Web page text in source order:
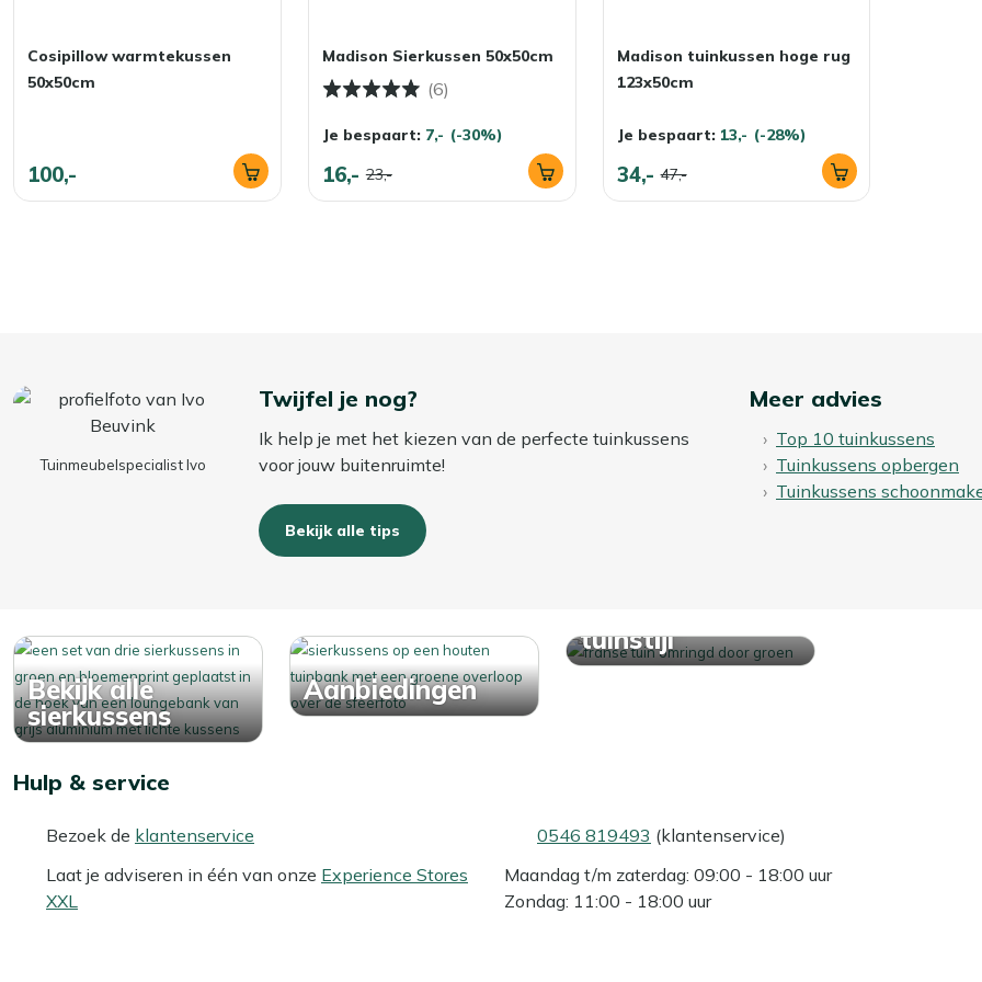
Cosipillow warmtekussen
50x50cm
100,-
Madison Sierkussen 50x50cm
(6)
Je bespaart: 7,- (-30%)
16,- 23,-
Madison tuinkussen hoge rug
123x50cm
Je bespaart: 13,- (-28%)
34,- 47,-
Tuinmeubelspecialist Ivo
Twijfel je nog?
Ik help je met het kiezen van de perfecte tuinkussens
voor jouw buitenruimte!
Bekijk alle tips
Meer advies
Top 10 tuinkussens
Tuinkussens opbergen
Tuinkussens
Bekijk alle
sierkussens
Aanbiedingen
tuinstijl
Hulp & service
Bezoek de klantenservice
Laat je adviseren in één van onze Experience Stores
XXL
0546 819493 (klantenservice)
Maandag t/m zaterdag: 09:00 - 18:00 uur
Zondag: 11:00 - 18:00 uur